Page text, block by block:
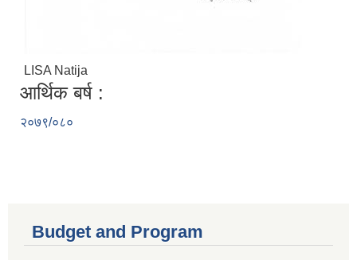
LISA Natija
आर्थिक बर्ष :
२०७९/०८०
Budget and Program